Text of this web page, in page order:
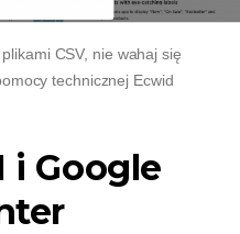
CSV, nie wahaj się
technicznej Ecwid
i Google